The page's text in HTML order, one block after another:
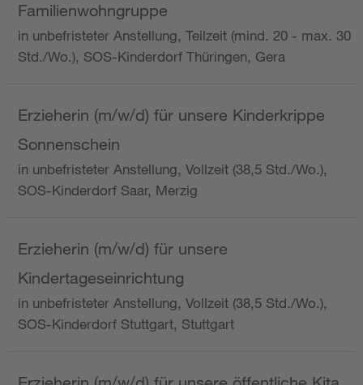
Familienwohngruppe
in unbefristeter Anstellung, Teilzeit (mind. 20 - max. 30
Std./Wo.), SOS-Kinderdorf Thüringen, Gera
Erzieherin (m/w/d) für unsere Kinderkrippe
Sonnenschein
in unbefristeter Anstellung, Vollzeit (38,5 Std./Wo.),
SOS-Kinderdorf Saar, Merzig
Erzieherin (m/w/d) für unsere
Kindertageseinrichtung
in unbefristeter Anstellung, Vollzeit (38,5 Std./Wo.),
SOS-Kinderdorf Stuttgart, Stuttgart